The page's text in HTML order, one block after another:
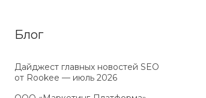
Блог
Дайджест главных новостей SEO
от Rookee — июль 2026